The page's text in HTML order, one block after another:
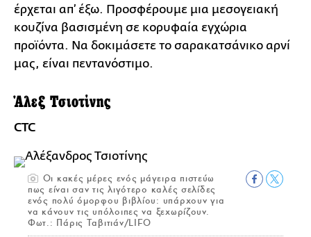
έρχεται απ’ έξω. Προσφέρουμε μια μεσογειακή
κουζίνα βασισμένη σε κορυφαία εγχώρια
προϊόντα. Να δοκιμάσετε το σαρακατσάνικο αρνί
μας, είναι πεντανόστιμο.
Άλεξ Τσιοτίνης
CTC
Οι κακές μέρες ενός μάγειρα πιστεύω
πως είναι σαν τις λιγότερο καλές σελίδες
ενός πολύ όμορφου βιβλίου: υπάρχουν για
να κάνουν τις υπόλοιπες να ξεχωρίζουν.
Φωτ.: Πάρις Ταβιτιάν/LIFO